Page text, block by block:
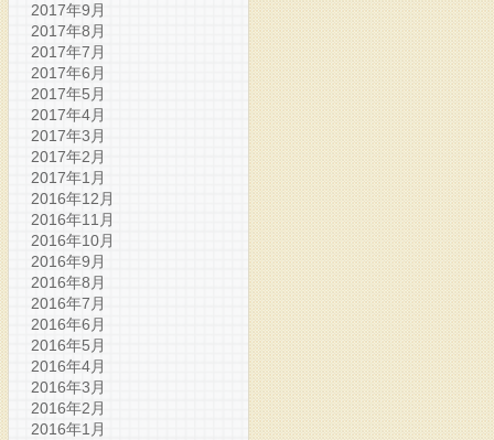
2017年9月
2017年8月
2017年7月
2017年6月
2017年5月
2017年4月
2017年3月
2017年2月
2017年1月
2016年12月
2016年11月
2016年10月
2016年9月
2016年8月
2016年7月
2016年6月
2016年5月
2016年4月
2016年3月
2016年2月
2016年1月